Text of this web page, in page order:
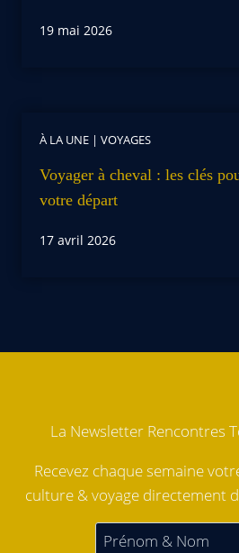
19 mai 2026
À LA UNE | VOYAGES
Voyager à cheval : les clés
votre départ
17 avril 2026
La Newsletter Rencontres
Recevez chaque semaine
culture & voyage directement